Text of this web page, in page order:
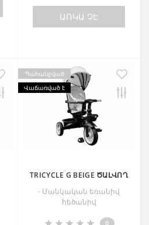
ԱՌԿԱ ՉԷ
Պահանջված
Վաճառված է
TRICYCLE G BEIGE ԾԱԼՎՈՂ
- Մանկական եռանիվ
հեծանիվ
0